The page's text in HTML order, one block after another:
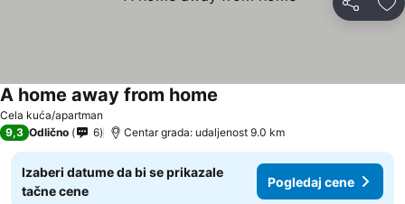
Deli
Cela kuća/apartman
A home away from home
9,3 Odlično 6 Centar grada: udaljenost 9.0 km
Izaberi datume da bi se prikazale
tačne cene
Pogledaj cene